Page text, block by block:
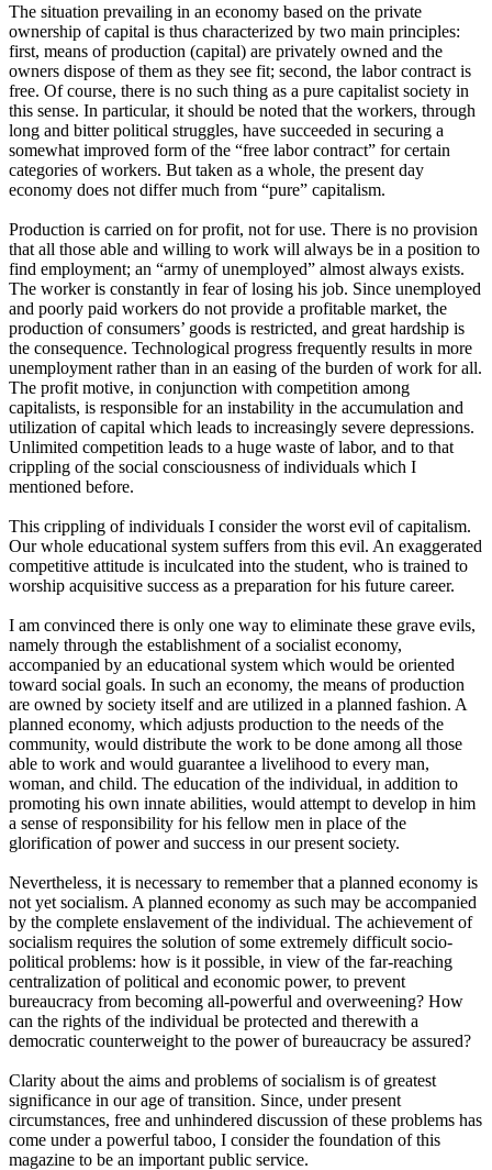
The situation prevailing in an economy based on the private
ownership of capital is thus characterized by two main principles:
first, means of production (capital) are privately owned and the
owners dispose of them as they see fit; second, the labor contract is
free. Of course, there is no such thing as a pure capitalist society in
this sense. In particular, it should be noted that the workers, through
long and bitter political struggles, have succeeded in securing a
somewhat improved form of the “free labor contract” for certain
categories of workers. But taken as a whole, the present day
economy does not differ much from “pure” capitalism.
Production is carried on for profit, not for use. There is no provision
that all those able and willing to work will always be in a position to
find employment; an “army of unemployed” almost always exists.
The worker is constantly in fear of losing his job. Since unemployed
and poorly paid workers do not provide a profitable market, the
production of consumers’ goods is restricted, and great hardship is
the consequence. Technological progress frequently results in more
unemployment rather than in an easing of the burden of work for all.
The profit motive, in conjunction with competition among
capitalists, is responsible for an instability in the accumulation and
utilization of capital which leads to increasingly severe depressions.
Unlimited competition leads to a huge waste of labor, and to that
crippling of the social consciousness of individuals which I
mentioned before.
This crippling of individuals I consider the worst evil of capitalism.
Our whole educational system suffers from this evil. An exaggerated
competitive attitude is inculcated into the student, who is trained to
worship acquisitive success as a preparation for his future career.
I am convinced there is only one way to eliminate these grave evils,
namely through the establishment of a socialist economy,
accompanied by an educational system which would be oriented
toward social goals. In such an economy, the means of production
are owned by society itself and are utilized in a planned fashion. A
planned economy, which adjusts production to the needs of the
community, would distribute the work to be done among all those
able to work and would guarantee a livelihood to every man,
woman, and child. The education of the individual, in addition to
promoting his own innate abilities, would attempt to develop in him
a sense of responsibility for his fellow men in place of the
glorification of power and success in our present society.
Nevertheless, it is necessary to remember that a planned economy is
not yet socialism. A planned economy as such may be accompanied
by the complete enslavement of the individual. The achievement of
socialism requires the solution of some extremely difficult socio-
political problems: how is it possible, in view of the far-reaching
centralization of political and economic power, to prevent
bureaucracy from becoming all-powerful and overweening? How
can the rights of the individual be protected and therewith a
democratic counterweight to the power of bureaucracy be assured?
Clarity about the aims and problems of socialism is of greatest
significance in our age of transition. Since, under present
circumstances, free and unhindered discussion of these problems has
come under a powerful taboo, I consider the foundation of this
magazine to be an important public service.